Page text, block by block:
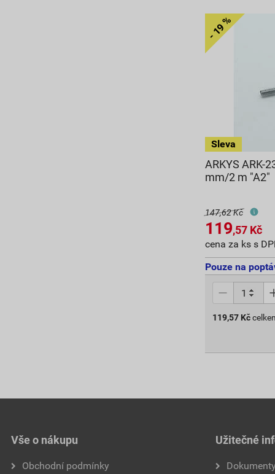
ARKYS ARK-
mm/2 m "A2"
147,62 Kč
119,57 Kč
cena za ks s
Pouze na
119,57 Kč
Vše o nákupu
Obchodní podmínky
Užitečné
Dokumenty